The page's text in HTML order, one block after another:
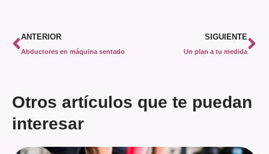
ANTERIOR
Abductores en máquina sentado
SIGUIENTE
Un plan a tu medida
Otros artículos que te puedan
interesar